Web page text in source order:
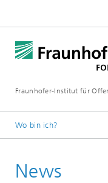
Fraunhofer-Institut für
Wo bin ich?
News